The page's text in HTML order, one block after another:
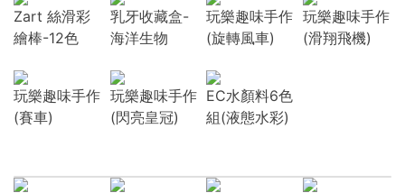
Zart 絲滑彩
繪棒-12色
乳牙收藏盒-
海洋生物
玩樂趣味手作
(旋轉風車)
玩樂趣味手作
(滑翔飛機)
玩樂趣味手作
(賽車)
玩樂趣味手作
(閃亮皇冠)
EC水顏料6色
組(液態水彩)